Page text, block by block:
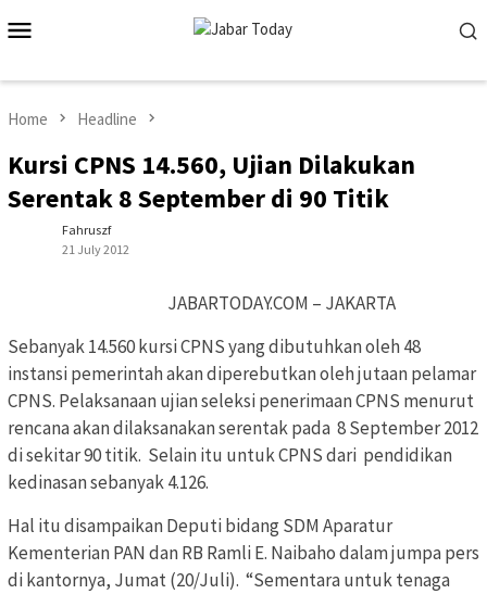
to
Home Headline
Kursi CPNS 14.560, Ujian Dilakukan
Serentak 8 September di 90 Titik
Fahruszf
21 July 2012
JABARTODAY.COM – JAKARTA
Sebanyak 14.560 kursi CPNS yang dibutuhkan oleh 48
instansi pemerintah akan diperebutkan oleh jutaan pelamar
CPNS. Pelaksanaan ujian seleksi penerimaan CPNS menurut
rencana akan dilaksanakan serentak pada 8 September 2012
di sekitar 90 titik. Selain itu untuk CPNS dari pendidikan
kedinasan sebanyak 4.126.
Hal itu disampaikan Deputi bidang SDM Aparatur
Kementerian PAN dan RB Ramli E. Naibaho dalam jumpa pers
di kantornya, Jumat (20/Juli). “Sementara untuk tenaga